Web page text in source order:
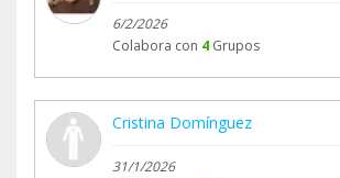
6/2/2026
Colabora con 4 Grupos
Cristina Domínguez
31/1/2026